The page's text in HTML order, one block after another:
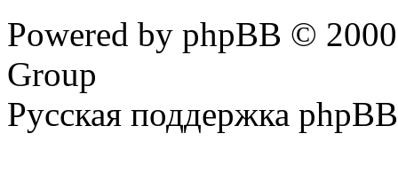
Powered by phpBB ©
Group
Русская поддержка phpBB